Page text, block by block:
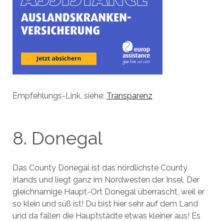
Empfehlungs-Link, siehe: Transparenz
8. Donegal
Das County Donegal ist das nördlichste County
Irlands und liegt ganz im Nordwesten der Insel. Der
gleichnamige Haupt-Ort Donegal überrascht, weil er
so klein und süß ist! Du bist hier sehr auf dem Land
und da fallen die Hauptstädte etwas kleiner aus! Es